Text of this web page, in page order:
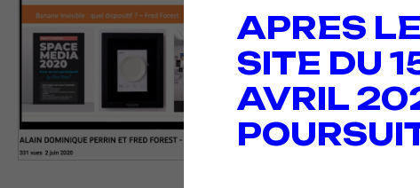
APRES
SITE DU
AVRIL